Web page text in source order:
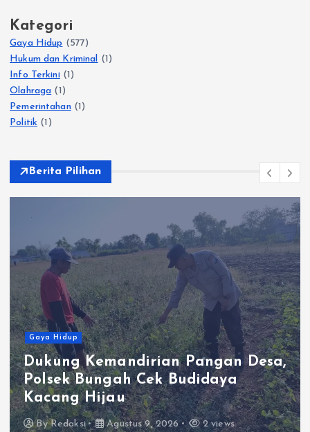
Kategori
Gaya Hidup (577)
Hukum dan Kriminal (1)
Info Terkini(1)
Olahraga (1)
Pemerintahan(1)
Politik (1)
Berita Pilihan
Kemandirian Pangan Desa,
Bungah Cek Budidaya
Hijau
Agustus 9, 2026 2 views
Gaya
dan
Kabel
By